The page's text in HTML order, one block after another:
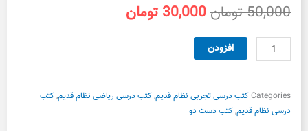
50,000تومانقیمت
بود.
30,000 تومان
کتاب
درسی
پیش
دانشگاهی
نظام
افزودن
Categoriesکتب درسی تجربی نظام قدیم,کتب درسی ریاضی نظام قدیم,کتب
درسی نظام قدیم,کتب دست دو